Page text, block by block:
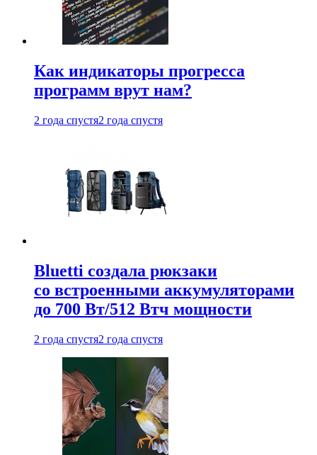
Как индикаторы прогресса
программ врут нам?
2 года спустя2 года спустя
Bluetti создала рюкзаки
со встроенными аккумуляторами
до 700 Вт/512 Втч мощности
2 года спустя2 года спустя